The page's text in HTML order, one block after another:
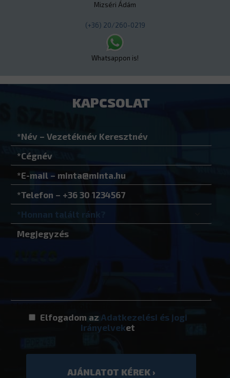
Mizséri Ádám
(+36) 20/260-0219
Whatsappon is!
KAPCSOLAT
Elfogadom az Adatkezelési és jogi
irányelveket